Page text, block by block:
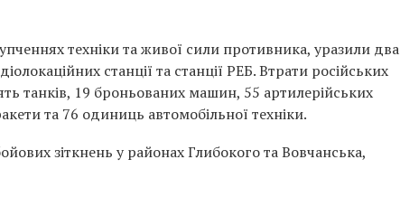
техніки та живої сили противника, уразили два
станції та станції РЕБ. Втрати російських
танків, 19 броньованих машин, 55 артилерійських
та 76 одиниць автомобільної техніки.
зіткнень у районах Глибокого та Вовчанська,